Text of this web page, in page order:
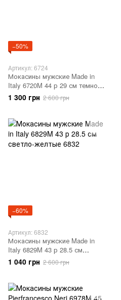
−50%
Артикул: 6724
Мокасины мужские Made in
Italy 6720M 44 р 29 см темно-
синие 6724
1 300 грн 2 600 грн
−60%
Артикул: 6832
Мокасины мужские Made in
Italy 6829M 43 р 28.5 см
светло-желтые 6832
1 040 грн 2 600 грн